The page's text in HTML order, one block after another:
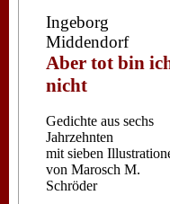
Ingeborg
Middendorf
Aber tot bin
nicht
Gedichte aus sechs
Jahrzehnten
mit sieben
von Marosch M.
Schröder